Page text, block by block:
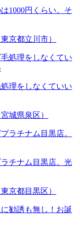
1000円くらい。そ
京都立川市）
理をしなくていい
城県泉区）
チナム目黒店。光
京都目黒区）